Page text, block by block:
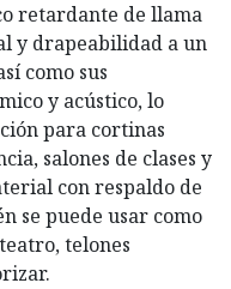
retardante de llama
y drapeabilidad a un
como sus
y acústico, lo
para cortinas
salones de clases y
con respaldo de
se puede usar como
telones